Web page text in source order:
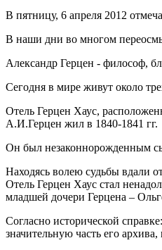
В пятницу, 6 апреля 2012
В наши дни во многом
Александр Герцен - философ,
Сегодня в мире живут около
Отель Герцен Хаус,
А.И.Герцен жил в 1840-1841 гг.
Он был незаконнорожденным
Находясь волею судьбы вдали
Отель Герцен Хаус стал
младшей дочери Герцена –
Согласно исторической
значительную часть его